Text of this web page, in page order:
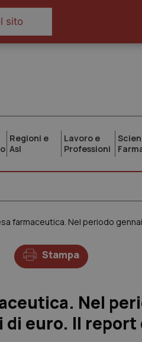
Regioni e
Asl
Lavoro e
Professioni
farmaceutica. Nel periodo
Stampa
Nel
di euro. Il report